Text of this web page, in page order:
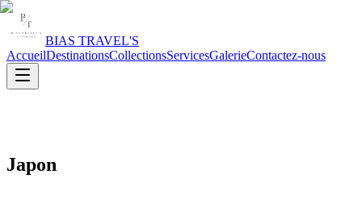
BIAS TRAVEL'S
AccueilDestinationsCollectionsServicesGalerieContactez-nous
Japon